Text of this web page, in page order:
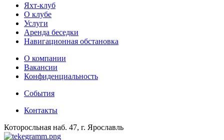
Яхт-клуб
О клубе
Услуги
Аренда беседки
Навигационная обстановка
О компании
Вакансии
Конфиденциальность
События
Контакты
Которосльная наб. 47, г. Ярославль